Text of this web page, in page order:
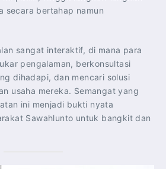
secara bertahap namun
sangat interaktif, di mana para
pengalaman, berkonsultasi
dihadapi, dan mencari solusi
usaha mereka. Semangat yang
ini menjadi bukti nyata
Sawahlunto untuk bangkit dan